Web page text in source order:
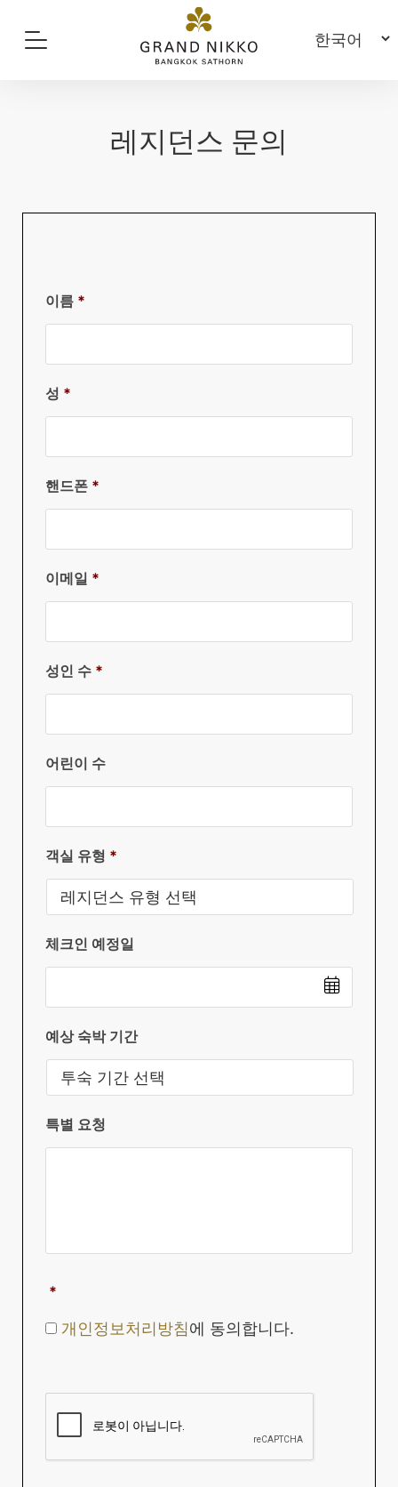
레지던스 문의
이름 *
성 *
핸드폰 *
이메일 *
성인 수 *
어린이 수
객실 유형 *
체크인 예정일
Format:
DD
MM
예상 숙박 기간
특별 요청
*
개인정보처리방침에 동의합니다.